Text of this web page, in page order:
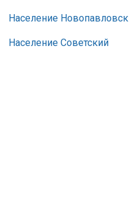
Население Новопавловск
Население Советский